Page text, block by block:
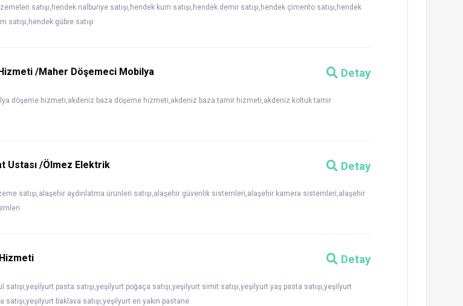
satışı,hendek nalburiye satışı,hendek kum satışı,hendek demir satışı,hendek çimento satışı,hendek
satışı,hendek gübre satışı
Detay
/Maher Döşemeci Mobilya
döşeme hizmeti,akdeniz baza döşeme hizmeti,akdeniz baza tamir hizmeti,akdeniz koltuk tamir
Detay
Ustası /Ölmez Elektrik
satışı,alaşehir aydınlatma ürünleri satışı,alaşehir güvenlik sistemleri,alaşehir kamera sistemleri,alaşehir
Detay
pasta satışı,yeşilyurt poğaça satışı,yeşilyurt simit satışı,yeşilyurt yaş pasta satışı,yeşilyurt
baklava satışı,yeşilyurt en yakın pastane